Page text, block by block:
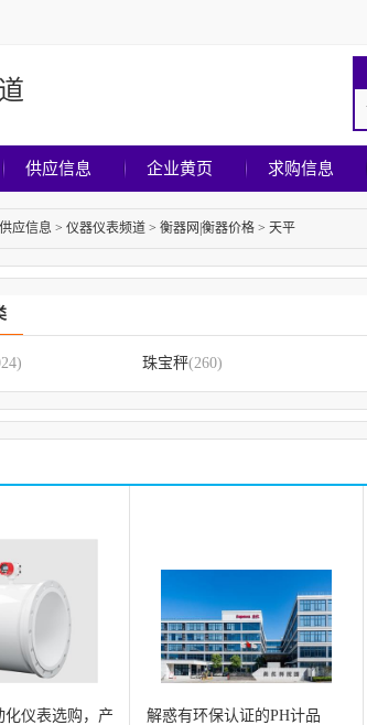
供应信息 企业黄页 求购信息
供应信息 > 仪器仪表频道 > 衡器网|衡器价格 > 天平
珠宝秤(260)
化仪表选购，产
解惑有环保认证的PH计品